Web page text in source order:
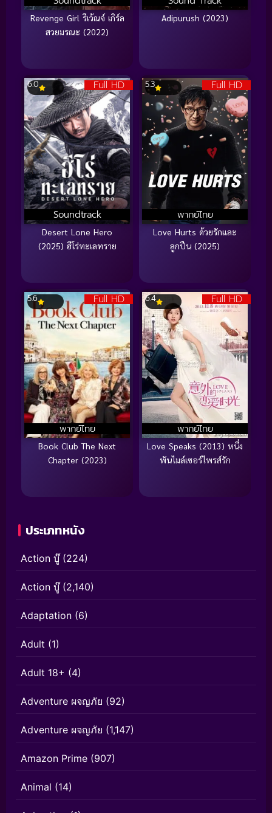
Revenge Girl รีเว้ณจ์ เกิร์ล
สวยมรณะ (2022)
Adipurush (2023)
Full HD
Soundtrack
6.0
Desert Lone Hero
(2025) ฮีโร่ทะเลทราย
Full HD
พากย์ไทย
5.3
Love Hurts ด้วยรักและ
ลูกปืน (2025)
Full HD
พากย์ไทย
5.6
Book Club The Next
Chapter (2023)
Full HD
พากย์ไทย
6.4
Love Speaks (2013) หนึ่ง
พันไมล์เซอร์ไพรส์รัก
ประเภทหนัง
Action บู๊(224)
Action บู๊(2,140)
Adaptation (6)
Adult (1)
Adult 18+ (4)
Adventure ผจญภัย (92)
Adventure ผจญภัย (1,147)
Amazon Prime (907)
Animal (14)